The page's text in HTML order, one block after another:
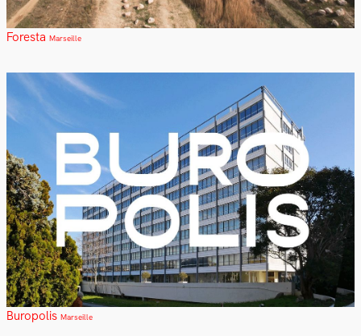
Foresta Marseille
Buropolis Marseille